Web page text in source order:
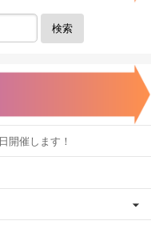
検索
開催します！